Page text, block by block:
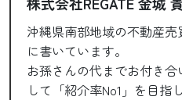
沖縄県南部地域の不動産
に書いています。
お孫さんの代までお付き
して「紹介率No1」を目指